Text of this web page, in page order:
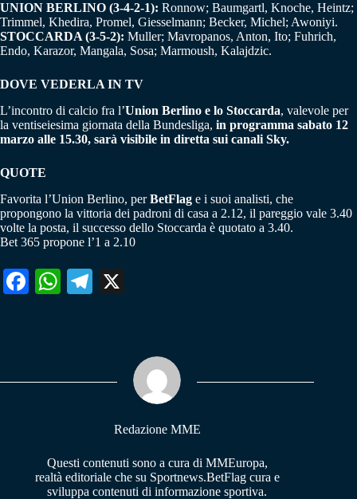
UNION BERLINO (3-4-2-1): Ronnow; Baumgartl, Knoche, Heintz;
Trimmel, Khedira, Promel, Giesselmann; Becker, Michel; Awoniyi.
STOCCARDA (3-5-2): Muller; Mavropanos, Anton, Ito; Fuhrich,
Endo, Karazor, Mangala, Sosa; Marmoush, Kalajdzic.
DOVE VEDERLA IN TV
L’incontro di calcio fra l’Union Berlino e lo Stoccarda, valevole per
la ventiseiesima giornata della Bundesliga, in programma sabato 12
marzo alle 15.30, sarà visibile in diretta sui canali Sky.
QUOTE
Favorita l’Union Berlino, perBetFlag e i suoi analisti, che
propongono la vittoria dei padroni di casa a 2.12, il pareggio vale 3.40
volte la posta, il successo dello Stoccarda è quotato a 3.40.
Bet 365 propone l’1 a 2.10
Fa W
pp
Te
m
Redazione MME
Questi contenuti sono a cura di MMEuropa,
realtà editoriale che su Sportnews.BetFlag cura e
sviluppa contenuti di informazione sportiva.